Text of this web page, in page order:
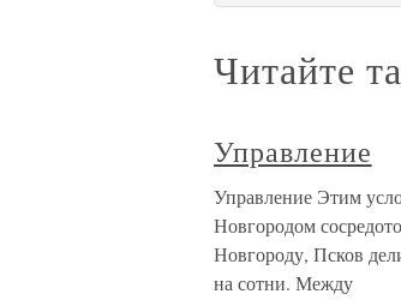
Читайте
Управление
Управление Этим
Новгородом
Новгороду, Псков
на сотни. Между